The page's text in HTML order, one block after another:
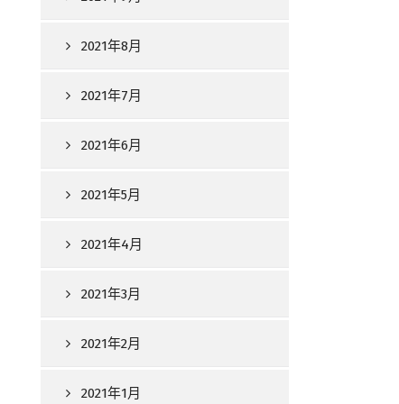
2021年8月
2021年7月
2021年6月
2021年5月
2021年4月
2021年3月
2021年2月
2021年1月